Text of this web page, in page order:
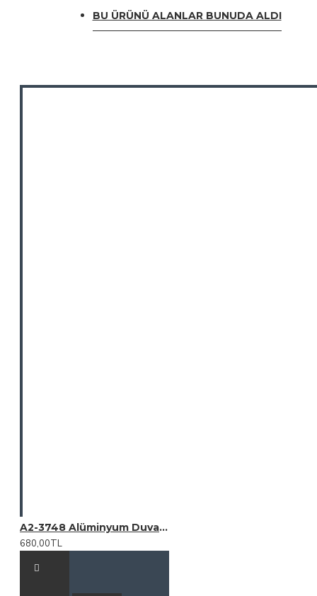
BU ÜRÜNÜ ALANLAR BUNUDA ALDI
A2-3748 Alüminyum Duvar Saati (350 mm)
680,00TL